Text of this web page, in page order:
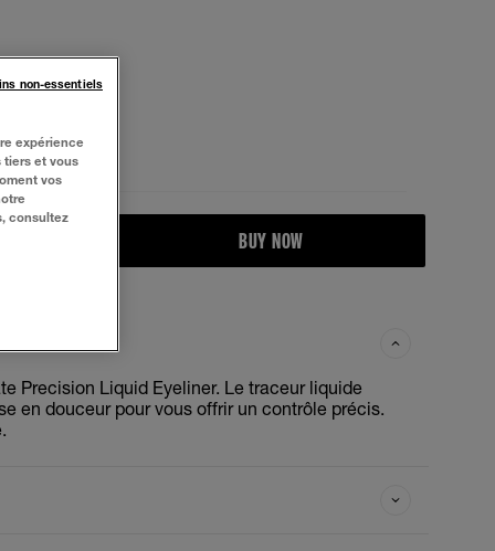
BUY NOW
Precision Liquid Eyeliner. Le traceur liquide
en douceur pour vous offrir un contrôle précis.
expérience
tiers et vous
vos
consultez
non-essentiels